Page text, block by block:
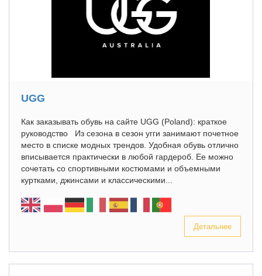
UGG
Как заказывать обувь на сайте UGG (Poland): краткое
руководство Из сезона в сезон угги занимают почетное
место в списке модных трендов. Удобная обувь отлично
вписывается практически в любой гардероб. Ее можно
сочетать со спортивными костюмами и объемными
куртками, джинсами и классическими...
Детальнее